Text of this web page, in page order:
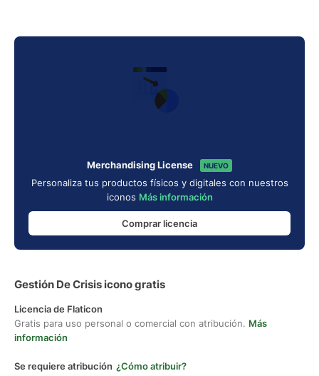
Merchandising License NUEVO
Personaliza tus productos físicos y digitales con nuestros
iconos Más información
Comprar licencia
Gestión De Crisis icono gratis
Licencia de Flaticon
Gratis para uso personal o comercial con atribución. Más
información
Se requiere atribución ¿Cómo atribuir?